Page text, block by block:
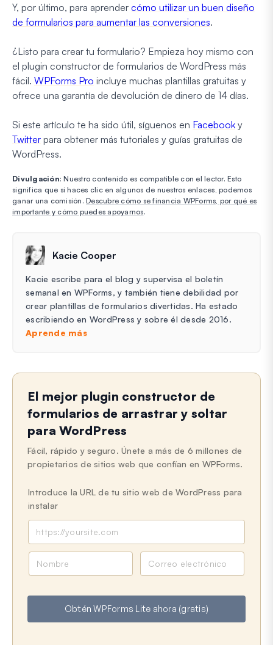
Y, por último, para aprender cómo utilizar un buen diseño
de formularios para aumentar las conversiones.
¿Listo para crear tu formulario? Empieza hoy mismo con
el plugin constructor de formularios de WordPress más
fácil. WPForms Pro incluye muchas plantillas gratuitas y
ofrece una garantía de devolución de dinero de 14 días.
Si este artículo te ha sido útil, síguenos en Facebook y
Twitter para obtener más tutoriales y guías gratuitas de
WordPress.
Divulgación: Nuestro contenido es compatible con el lector. Esto
significa que si haces clic en algunos de nuestros enlaces, podemos
ganar una comisión. Descubre cómo se financia WPForms, por qué es
importante y cómo puedes apoyarnos.
Kacie Cooper
Kacie escribe para el blog y supervisa el boletín
semanal en WPForms, y también tiene debilidad por
crear plantillas de formularios divertidas. Ha estado
escribiendo en WordPress y sobre él desde 2016.
Aprende más
El mejor plugin constructor de
formularios de arrastrar y soltar
para WordPress
Fácil, rápido y seguro. Únete a más de 6 millones de
propietarios de sitios web que confían en WPForms.
Introduce la URL de tu sitio web de WordPress para
instalar
b
e
r
e
o
Obtén WPForms Lite ahora (gratis)